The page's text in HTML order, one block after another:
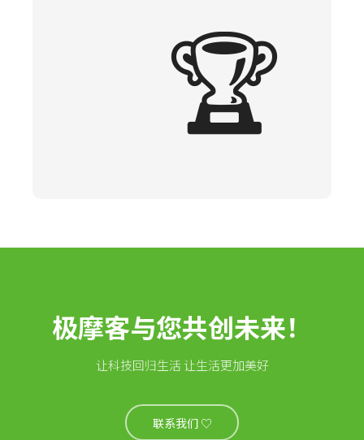
🏆
极摩客与您共创未来！
让科技回归生活 让生活更加美好
联系我们 ♡